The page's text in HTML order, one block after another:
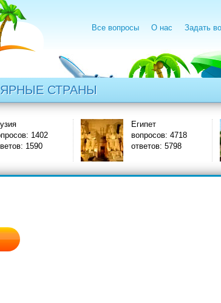
Все вопросы О нас Задать
СТРАНЫ
1402
1590
Египет
вопросов: 4718
ответов: 5798